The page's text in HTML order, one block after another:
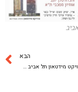
הבא
דייר חדש בפרויקט מידטאון תל אביב – מפקד חיל האוויר בעבר איתן בן אליהו